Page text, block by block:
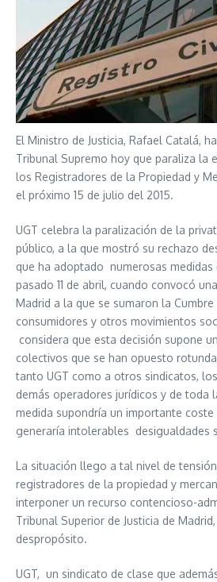
El Ministro de Justicia, Rafael Catalá,
Tribunal Supremo hoy que paraliza la
los Registradores de la Propiedad y
el próximo 15 de julio del 2015.
UGT celebra la paralización de la
público, a la que mostró su rechazo
que ha adoptado numerosas
pasado 11 de abril, cuando convocó
Madrid a la que se sumaron la
consumidores y otros movimientos
considera que esta decisión supone
colectivos que se han opuesto
tanto UGT como a otros sindicatos,
demás operadores jurídicos y de toda
medida supondría un importante
generaría intolerables desigualdades
La situación llego a tal nivel de
registradores de la propiedad y
interponer un recurso contencioso-
Tribunal Superior de Justicia de
despropósito.
UGT, un sindicato de clase que